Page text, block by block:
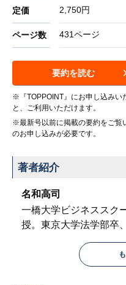
定価 2,750円
ページ数 431ページ
要約を読む
※『TOPPOINT』にお申し込みい
と、ご利用いただけます。
※最新号以前に掲載の要約をご覧
のお申し込みが必要です。
著者紹介
名和高司
一橋大学ビジネススク
授。東京大学法学部卒